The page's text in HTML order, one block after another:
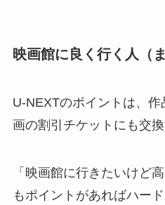
映画館に良く行く人（
U-NEXTのポイントは、
画の割引チケットにも交
「映画館に行きたいけど
もポイントがあればハー